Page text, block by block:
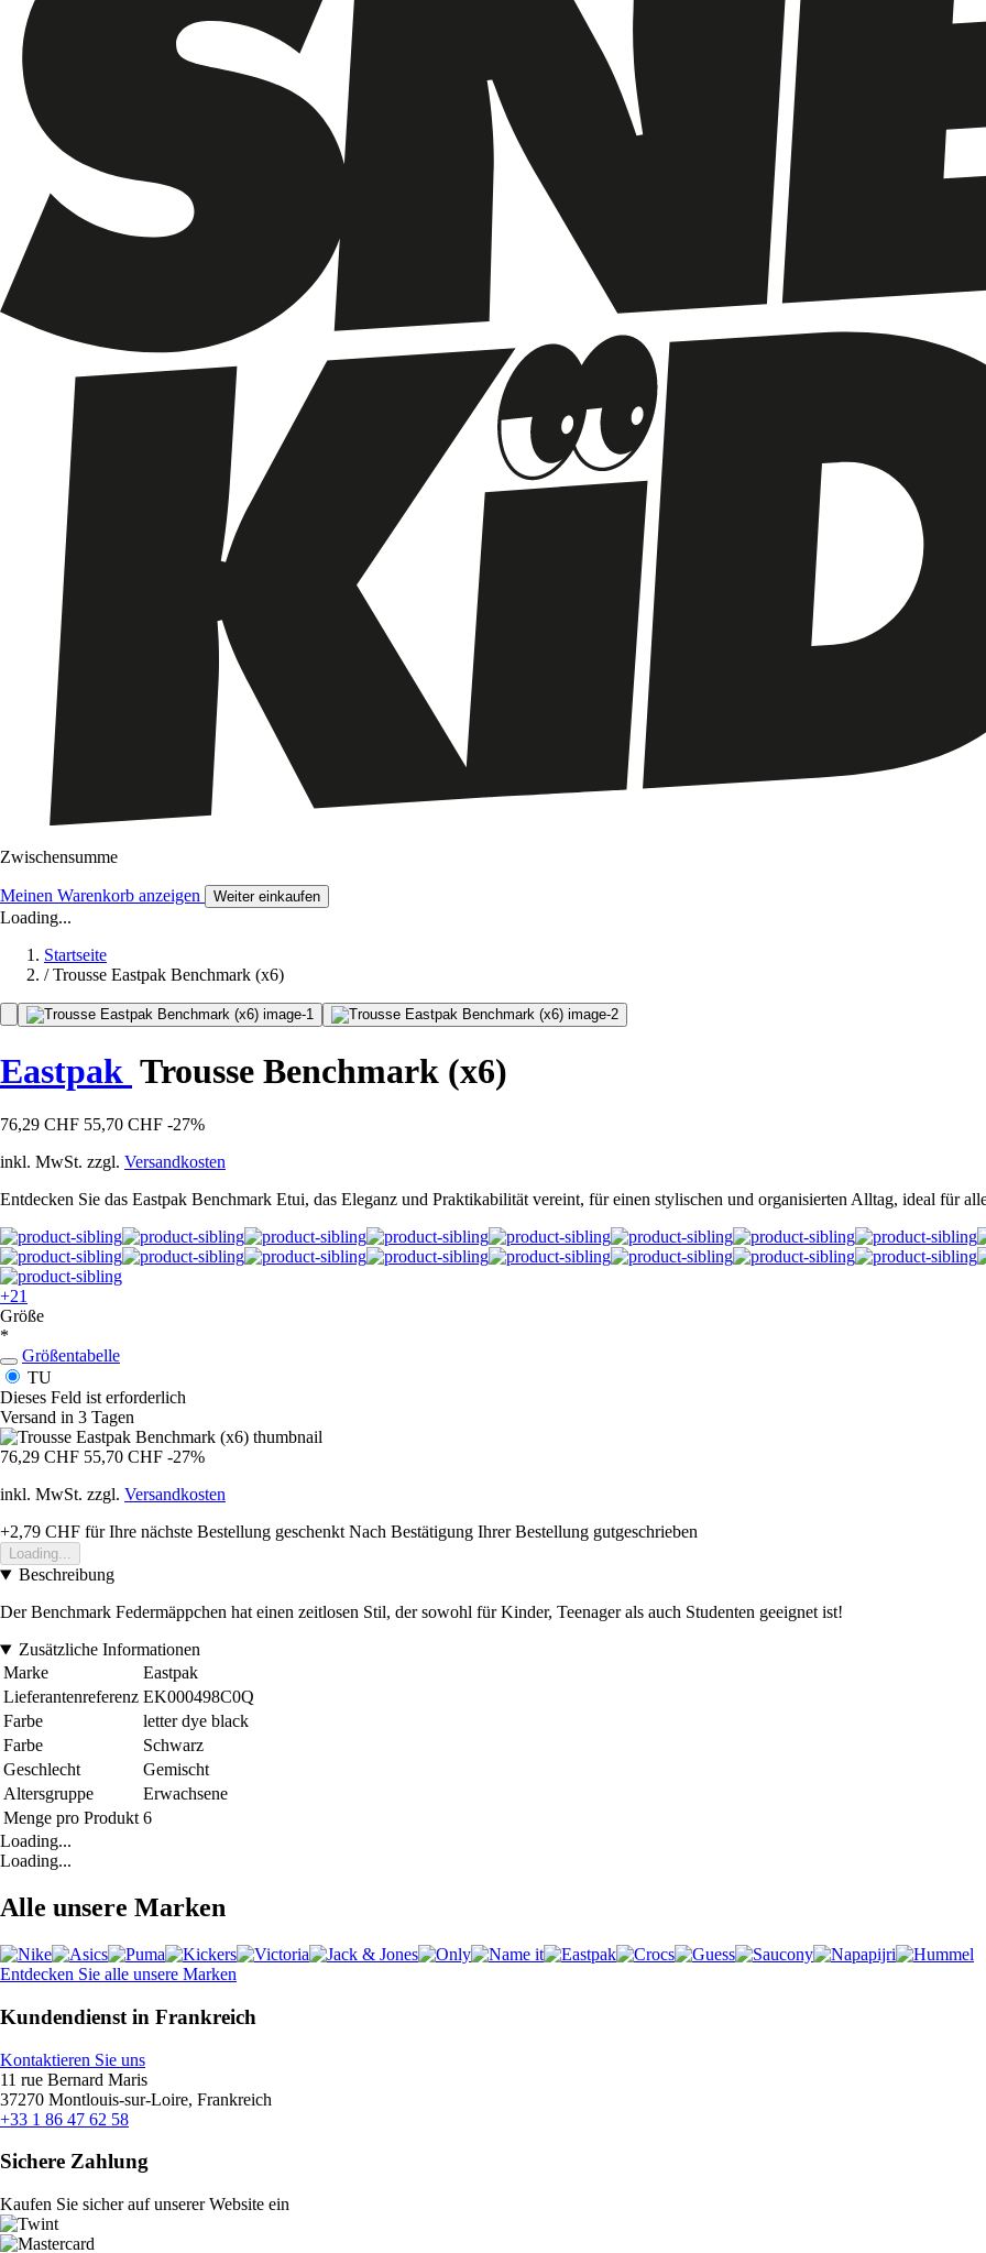
Zwischensumme
Meinen Warenkorb anzeigen Weiter einkaufen
Loading...
Startseite
/ Trousse Eastpak Benchmark (x6)
Eastpak Trousse Benchmark (x6)
76,29 CHF 55,70 CHF -27%
inkl. MwSt. zzgl. Versandkosten
Entdecken Sie das Eastpak Benchmark Etui, das Eleganz und Praktikabilität vereint, für einen stylischen und organisierten Alltag, ideal für
+21
Größe
*
Größentabelle
TU
Dieses Feld ist erforderlich
Versand in 3 Tagen
76,29 CHF 55,70 CHF -27%
inkl. MwSt. zzgl. Versandkosten
+2,79 CHF für Ihre nächste Bestellung geschenkt Nach Bestätigung Ihrer Bestellung gutgeschrieben
Loading...
Beschreibung
Der Benchmark Federmäppchen hat einen zeitlosen Stil, der sowohl für Kinder, Teenager als auch Studenten geeignet ist!
Zusätzliche Informationen
Marke
Eastpak
Lieferantenreferenz EK000498C0Q
Farbe
letter dye black
Farbe
Schwarz
Geschlecht
Gemischt
Altersgruppe
Erwachsene
Menge pro Produkt 6
Loading...
Loading...
Alle unsere Marken
Entdecken Sie alle unsere Marken
Kundendienst in Frankreich
Kontaktieren Sie uns
11 rue Bernard Maris
37270 Montlouis-sur-Loire, Frankreich
+33 1 86 47 62 58
Sichere Zahlung
Kaufen Sie sicher auf unserer Website ein